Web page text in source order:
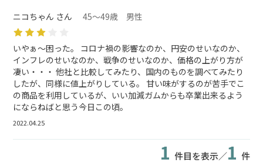
ニコちゃん さん 45～49歳 男性
いやぁ～困った。 コロナ禍の影響なのか、円安のせいなのか、
インフレのせいなのか、戦争のせいなのか、価格の上がり方が
凄い・・・ 他社と比較してみたり、国内のものを調べてみたり
したが、同様に値上がりしている。 甘い味がするのが苦手でこ
の商品を利用しているが、いい加減ガムからも卒業出来るよう
にならねばと思う今日この頃。
2022.04.25
1 件目を表示／1 件